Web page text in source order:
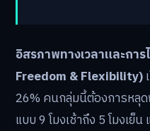
อิสรภาพทางเวลาและกา
Freedom & Flexibility)
26% คนกลุ่มนี้ต้องการหลุ
แบบ 9 โมงเช้าถึง 5 โมงเ